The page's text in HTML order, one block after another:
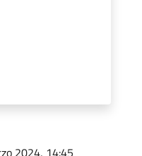
2024, 14:45